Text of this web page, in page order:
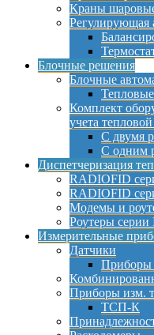
Краны
Регулирующая
Блочные решения
Блочные
Комплект
учета
С двумя
С одним
Диспетчеризация
RADIOFID
RADIOFID
Модемы и
Роутеры серии
Измерительные
Датчики
Приборы
Приборы изм.
ТСП-К